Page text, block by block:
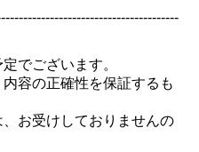
でございます。
容の正確性を保証するも
お受けしておりませんの